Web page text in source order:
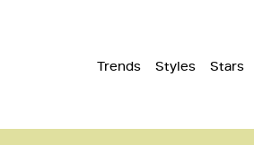
Trends Styles Stars